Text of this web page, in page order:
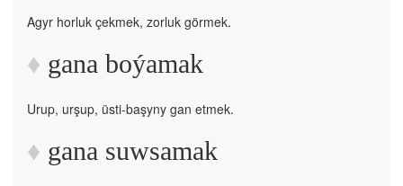
Agyr horluk çekmek, zorluk görmek.
gana boýamak
Urup, urşup, üsti-başyny gan etmek.
gana suwsamak